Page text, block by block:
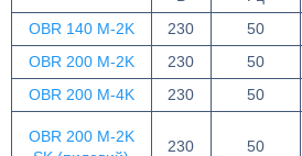
OBR 140 M-2K
230 50
OBR 200 M-2K
230 50
OBR 200 M-4K
230 50
OBR 200 M-2K
230 50